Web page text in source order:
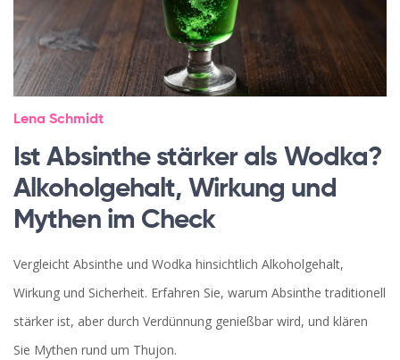
Lena Schmidt
Ist Absinthe stärker als Wodka?
Alkoholgehalt, Wirkung und
Mythen im Check
Vergleicht Absinthe und Wodka hinsichtlich Alkoholgehalt,
Wirkung und Sicherheit. Erfahren Sie, warum Absinthe traditionell
stärker ist, aber durch Verdünnung genießbar wird, und klären
Sie Mythen rund um Thujon.